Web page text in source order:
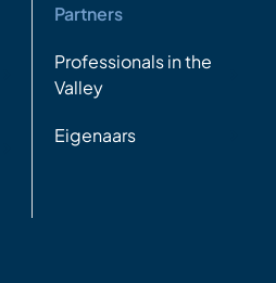
Partners
Professionals in the
Valley
Eigenaars